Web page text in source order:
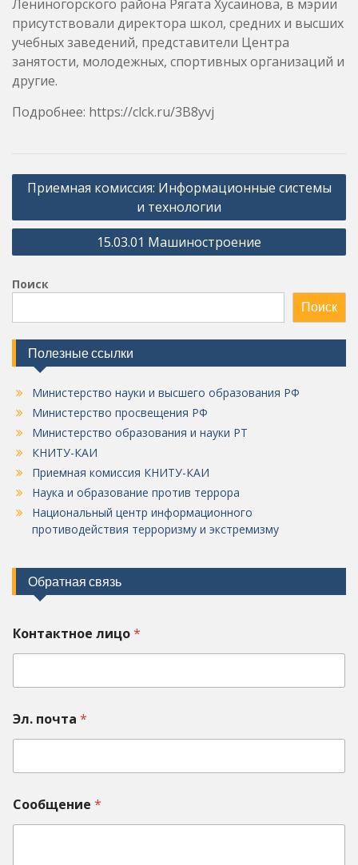
Лениногорского района Рягата Хусаинова, в мэрии
присутствовали директора школ, средних и высших
учебных заведений, представители Центра
занятости, молодежных, спортивных организаций и
другие.
Подробнее: https://clck.ru/3B8yvj
Навигация
записям
Приемная комиссия: Информационные системы
и технологии
15.03.01 Машиностроение
Поиск
Поиск
Полезные ссылки
Министерство науки и высшего образования РФ
Министерство просвещения РФ
Министерство образования и науки РТ
КНИТУ-КАИ
Приемная комиссия КНИТУ-КАИ
Наука и образование против террора
Национальный центр информационного
противодействия терроризму и экстремизму
Обратная связь
Контактное лицо*
Эл. почта *
Сообщение *